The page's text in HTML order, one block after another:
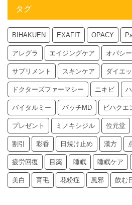
タグ
BIHAKUEN EXAFIT OPACY
アレグラ エイジングケア オパシー
サプリメント スキンケア ダイエ
ドクターズファーマシー ニキビ
バイタルミー パッチMD ビハクエ
プレゼント ミノキシジル 位元堂
割引 彩香 日焼け止め 漢方
疲労回復 目薬 睡眠 睡眠ケア
美白 育毛 花粉症 風邪 飲む